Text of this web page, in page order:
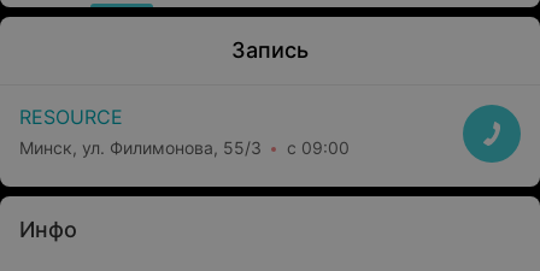
Запись
RESOURCE
Минск, ул. Филимонова, 55/3 с 09:00
Инфо